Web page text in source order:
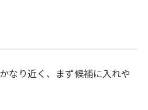
なり近く、まず候補に入れや